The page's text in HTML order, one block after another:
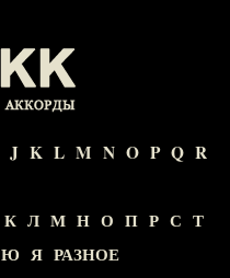
J K L M N O P Q R
К Л М Н О П Р С Т
Ю Я РАЗНОЕ